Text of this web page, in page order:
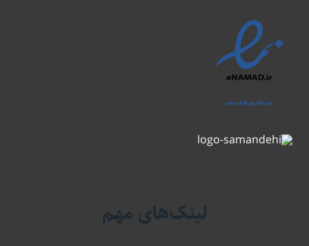
لینک‌های مهم